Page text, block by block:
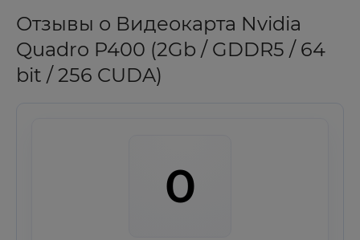
Отзывы о Видеокарта Nvidia
Quadro P400 (2Gb / GDDR5 / 64
bit / 256 CUDA)
0